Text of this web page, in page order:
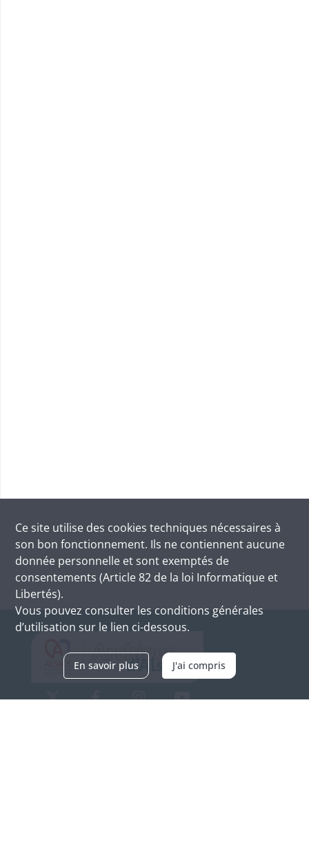
Ce site utilise des cookies techniques nécessaires à
son bon fonctionnement. Ils ne contiennent aucune
donnée personnelle et sont exemptés de
consentements (Article 82 de la loi Informatique et
Libertés).
Vous pouvez consulter les conditions générales
d’utilisation sur le lien ci-dessous.
En savoir plus J'ai compris